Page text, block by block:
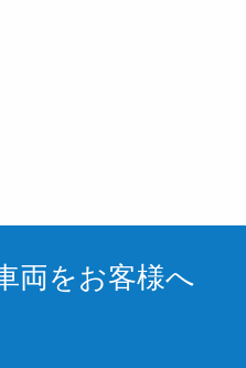
両をお客様へ